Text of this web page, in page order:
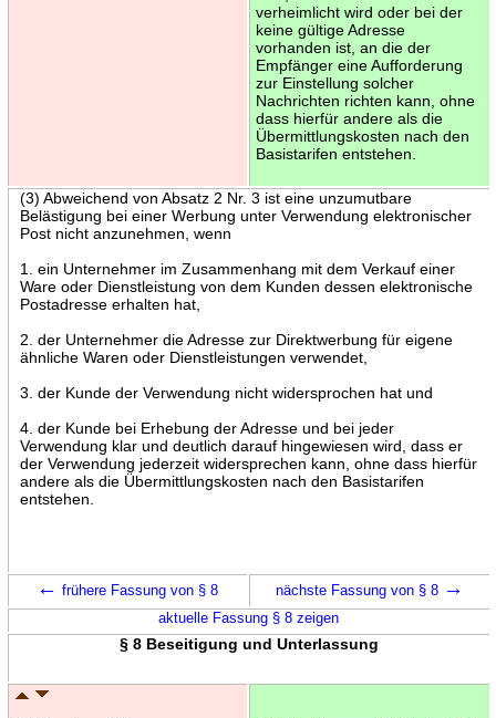
verheimlicht wird oder bei der
keine gültige Adresse
vorhanden ist, an die der
Empfänger eine Aufforderung
zur Einstellung solcher
Nachrichten richten kann, ohne
dass hierfür andere als die
Übermittlungskosten nach den
Basistarifen entstehen.
(3) Abweichend von Absatz 2 Nr. 3 ist eine unzumutbare
Belästigung bei einer Werbung unter Verwendung elektronischer
Post nicht anzunehmen, wenn
1. ein Unternehmer im Zusammenhang mit dem Verkauf einer
Ware oder Dienstleistung von dem Kunden dessen elektronische
Postadresse erhalten hat,
2. der Unternehmer die Adresse zur Direktwerbung für eigene
ähnliche Waren oder Dienstleistungen verwendet,
3. der Kunde der Verwendung nicht widersprochen hat und
4. der Kunde bei Erhebung der Adresse und bei jeder
Verwendung klar und deutlich darauf hingewiesen wird, dass er
der Verwendung jederzeit widersprechen kann, ohne dass hierfür
andere als die Übermittlungskosten nach den Basistarifen
entstehen.
← frühere Fassung von § 8 nächste Fassung von § 8 →
aktuelle Fassung § 8 zeigen
§ 8 Beseitigung und Unterlassung